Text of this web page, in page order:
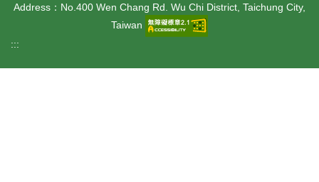
Address：No.400 Wen Chang Rd. Wu Chi District, Taichung City,
Taiwan
:::